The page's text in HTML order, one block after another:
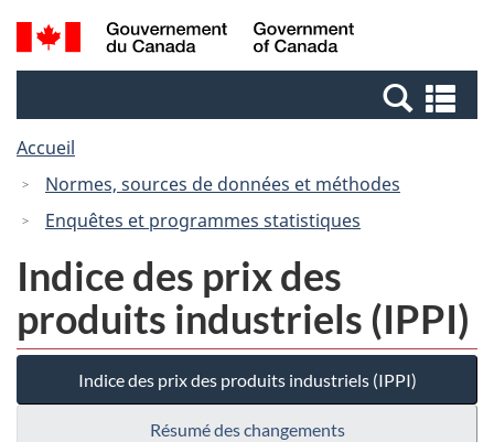
Passer
au
Passer
à
Canada
Recherche
et
et
Accueil
Normes, sources de données et méthodes
Enquêtes et programmes statistiques
Indice des prix des
produits industriels (IPPI)
Indice des prix des produits industriels (IPPI)
Résumé des changements